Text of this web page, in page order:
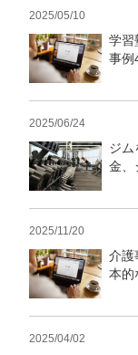
2025/05/10
学習
事例
2025/06/24
ジム
金、
2025/11/20
介護
本的
2025/04/02